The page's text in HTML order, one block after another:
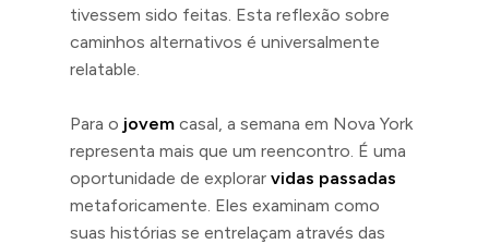
tivessem sido feitas. Esta reflexão sobre
caminhos alternativos é universalmente
relatable.
Para o jovem casal, a semana em Nova York
representa mais que um reencontro. É uma
oportunidade de explorar vidas passadas
metaforicamente. Eles examinam como
suas histórias se entrelaçam através das